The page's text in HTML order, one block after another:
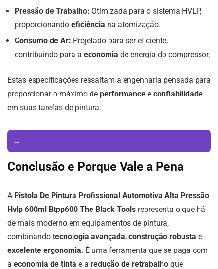
Pressão de Trabalho: Otimizada para o sistema HVLP,
proporcionando eficiência na atomização.
Consumo de Ar: Projetado para ser eficiente,
contribuindo para a economia de energia do compressor.
Estas especificações ressaltam a engenharia pensada para
proporcionar o máximo de performance e confiabilidade
em suas tarefas de pintura.
...
Conclusão e Porque Vale a Pena
A Pistola De Pintura Profissional Automotiva Alta Pressão
Hvlp 600ml Btpp600 The Black Tools representa o que há
de mais moderno em equipamentos de pintura,
combinando tecnologia avançada, construção robusta e
excelente ergonomia. É uma ferramenta que se paga com
a economia de tinta e a redução de retrabalho que